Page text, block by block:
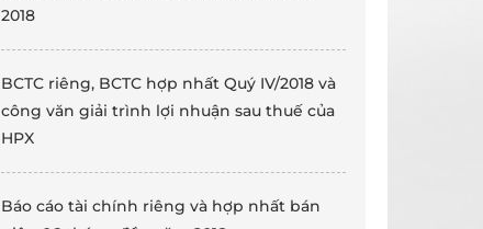
2018
BCTC riêng, BCTC hợp nhất Quý IV/2018 và
công văn giải trình lợi nhuận sau thuế của
HPX
Báo cáo tài chính riêng và hợp nhất bán